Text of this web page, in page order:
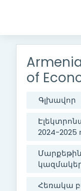
of
Գլխավոր
2024-
Հեռակա